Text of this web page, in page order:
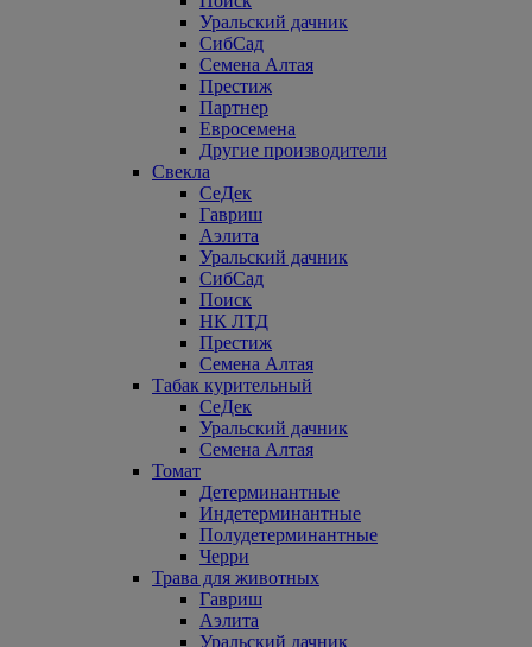
Уральский дачник
СибСад
Семена Алтая
Престиж
Партнер
Евросемена
Другие производители
Свекла
СеДек
Гавриш
Аэлита
Уральский дачник
СибСад
Поиск
НК ЛТД
Престиж
Семена Алтая
Табак курительный
СеДек
Уральский дачник
Семена Алтая
Томат
Детерминантные
Индетерминантные
Полудетерминантные
Черри
Трава для животных
Гавриш
Аэлита
Уральский дачник